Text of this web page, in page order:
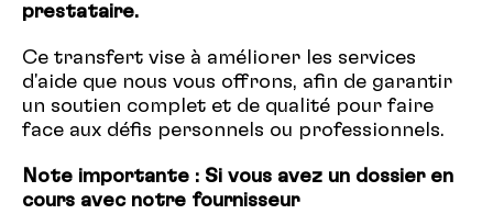
prestataire.
Ce transfert vise à améliorer les services
d'aide que nous vous offrons, afin de garantir
un soutien complet et de qualité pour faire
face aux défis personnels ou professionnels.
Note importante : Si vous avez un dossier en
cours avec notre fournisseur